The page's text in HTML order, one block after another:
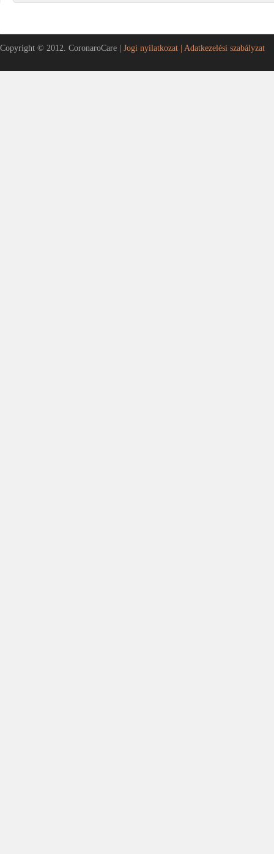
Copyright © 2012. CoronaroCare | Jogi nyilatkozat | Adatkezelési szabályzat